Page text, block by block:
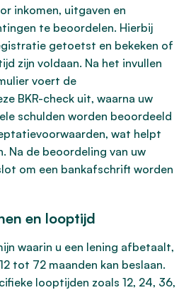
inkomen, uitgaven en
te beoordelen. Hierbij
getoetst en bekeken of
zijn voldaan. Na het invullen
voert de
BKR-check uit, waarna uw
schulden worden beoordeeld
wat helpt
Na de beoordeling van uw
om een bankafschrift worden
en looptijd
waarin u een lening afbetaalt,
tot 72 maanden kan beslaan.
looptijden zoals 12, 24, 36,